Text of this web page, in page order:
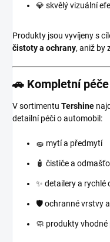
💎 skvělý vizuální
Produkty jsou vyvíjeny s
čistoty a ochrany, aniž by
🚗 Kompletní
V sortimentu Tershine
detailní péči o automobil:
🧽 mytí a předmytí
🧴 čističe a
✨ detailery a rychlé
🛡️ ochranné vrstvy
🧼 produkty vhodné